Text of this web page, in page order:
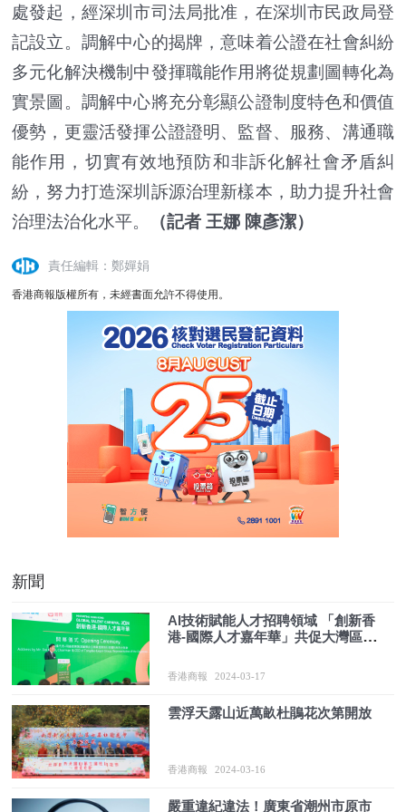
處發起，經深圳市司法局批准，在深圳市民政局登
記設立。調解中心的揭牌，意味着公證在社會糾紛
多元化解決機制中發揮職能作用將從規劃圖轉化為
實景圖。調解中心將充分彰顯公證制度特色和價值
優勢，更靈活發揮公證證明、監督、服務、溝通職
能作用，切實有效地預防和非訴化解社會矛盾糾
紛，努力打造深圳訴源治理新樣本，助力提升社會
治理法治化水平。
（記者 王娜 陳彥潔）
責任編輯：鄭嬋娟
香港商報版權所有，未經書面允許不得使用。
新聞
AI技術賦能人才招聘領域 「創新香
港-國際人才嘉年華」共促大灣區人
香港商報 2024-03-17
雲浮天露山近萬畝杜鵑花次第開放
香港商報 2024-03-16
嚴重違紀違法！廣東省潮州市原市